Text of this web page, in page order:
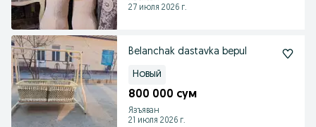
27 июля 2026 г.
Belanchak dastavka bepul
Новый
800 000 сум
Язъяван
21 июля 2026 г.